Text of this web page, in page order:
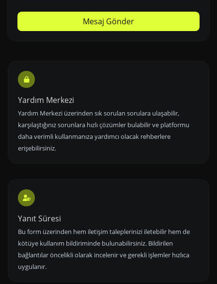
Mesaj Gönder
Yardım Merkezi
Yardım Merkezi üzerinden sık sorulan sorulara ulaşabilir,
karşılaştığınız sorunlara hızlı çözümler bulabilir ve platformu
daha verimli kullanmanıza yardımcı olacak rehberlere
erişebilirsiniz.
Yanıt Süresi
Bu form üzerinden hem iletişim taleplerinizi iletebilir hem de
kötüye kullanım bildiriminde bulunabilirsiniz. Bildirilen
bağlantılar öncelikli olarak incelenir ve gerekli işlemler hızlıca
uygulanır.